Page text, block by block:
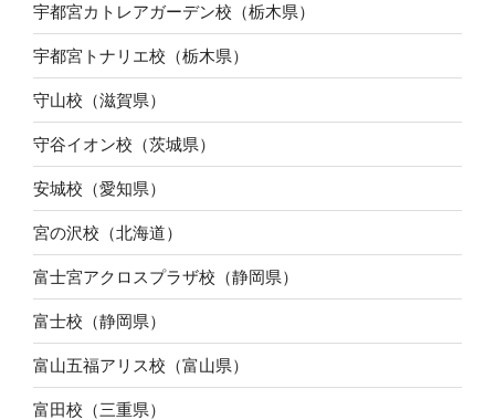
宇都宮カトレアガーデン校（栃木県）
宇都宮トナリエ校（栃木県）
守山校（滋賀県）
守谷イオン校（茨城県）
安城校（愛知県）
宮の沢校（北海道）
富士宮アクロスプラザ校（静岡県）
富士校（静岡県）
富山五福アリス校（富山県）
富田校（三重県）